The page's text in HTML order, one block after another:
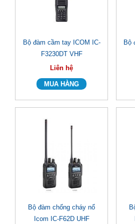
Bộ đàm cầm tay ICOM IC-
F3230DT VHF
Liên hệ
Bộ
Bộ đàm chống cháy nổ
Icom IC-F62D UHF